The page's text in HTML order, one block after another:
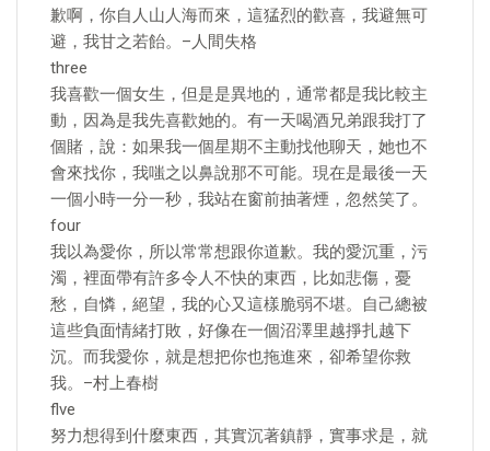
歉啊，你自人山人海而來，這猛烈的歡喜，我避無可
避，我甘之若飴。–人間失格
three
我喜歡一個女生，但是是異地的，通常都是我比較主
動，因為是我先喜歡她的。有一天喝酒兄弟跟我打了
個賭，說：如果我一個星期不主動找他聊天，她也不
會來找你，我嗤之以鼻說那不可能。現在是最後一天
一個小時一分一秒，我站在窗前抽著煙，忽然笑了。
four
我以為愛你，所以常常想跟你道歉。我的愛沉重，污
濁，裡面帶有許多令人不快的東西，比如悲傷，憂
愁，自憐，絕望，我的心又這樣脆弱不堪。自己總被
這些負面情緒打敗，好像在一個沼澤里越掙扎越下
沉。而我愛你，就是想把你也拖進來，卻希望你救
我。–村上春樹
flve
努力想得到什麼東西，其實沉著鎮靜，實事求是，就